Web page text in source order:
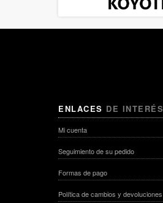
ENLACES DE INTERÉS
Mi cuenta
Seguimiento de su pedido
Formas de pago
Política de cambios y devoluciones